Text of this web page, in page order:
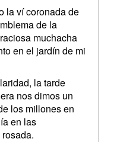
la ví coronada de
de la
muchacha
en el jardín de mi
la tarde
nos dimos un
los millones en
en las